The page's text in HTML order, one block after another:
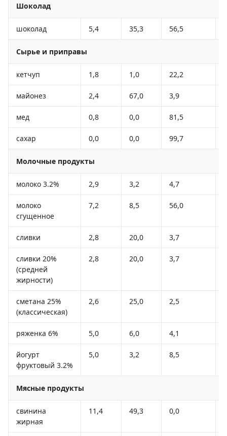
Шоколад
шоколад 5,4 35,3 56,5
Сырье и приправы
кетчуп 1,8 1,0 22,2
майонез 2,4 67,0 3,9
мед 0,8 0,0 81,5
сахар 0,0 0,0 99,7
Молочные продукты
молоко 3.2% 2,9 3,2 4,7
молоко
сгущенное
7,2 8,5 56,0
сливки 2,8 20,0 3,7
сливки 20%
(средней
жирности)
2,8 20,0 3,7
сметана 25%
(классическая)
2,6 25,0 2,5
ряженка 6% 5,0 6,0 4,1
йогурт
фруктовый 3.2%
5,0 3,2 8,5
Мясные продукты
свинина
жирная
11,4 49,3 0,0